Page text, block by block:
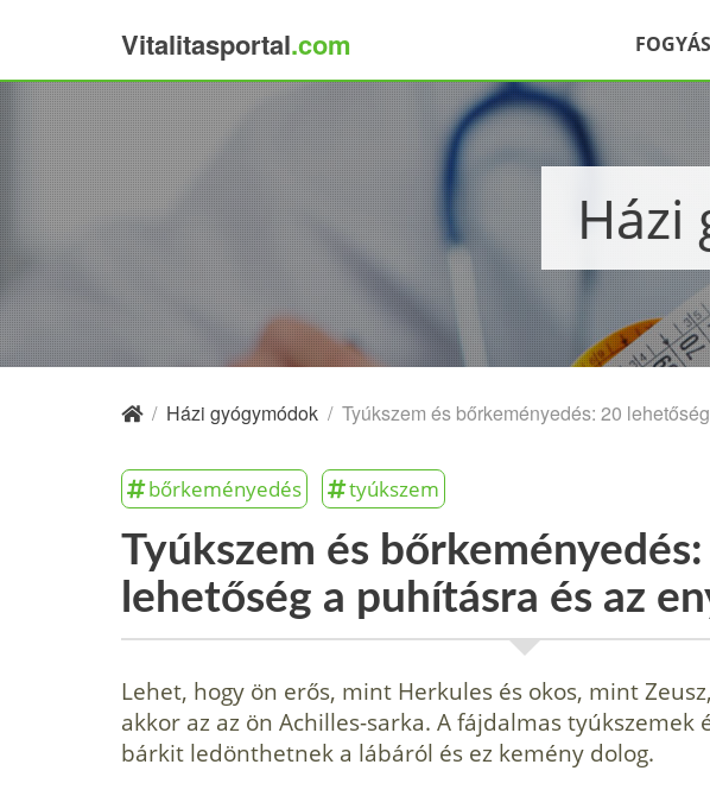
Vitalitasportal.com FOGYÁS
/ Házi gyógymódok / Tyúkszem és bőrkeményedés: 20
bőrkeményedés tyúkszem
Tyúkszem és
lehetőség a puhításra és az
Lehet, hogy ön erős, mint Herkules és okos, mint
akkor az az ön Achilles-sarka. A fájdalmas tyúkszemek
bár­kit ledönthetnek a lábáról és ez kemény dolog.
×